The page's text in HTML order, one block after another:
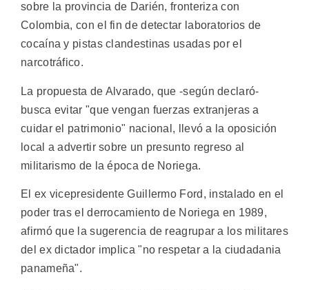
sobre la provincia de Darién, fronteriza con
Colombia, con el fin de detectar laboratorios de
cocaína y pistas clandestinas usadas por el
narcotráfico.
La propuesta de Alvarado, que -según declaró-
busca evitar "que vengan fuerzas extranjeras a
cuidar el patrimonio" nacional, llevó a la oposición
local a advertir sobre un presunto regreso al
militarismo de la época de Noriega.
El ex vicepresidente Guillermo Ford, instalado en el
poder tras el derrocamiento de Noriega en 1989,
afirmó que la sugerencia de reagrupar a los militares
del ex dictador implica "no respetar a la ciudadania
panameña".